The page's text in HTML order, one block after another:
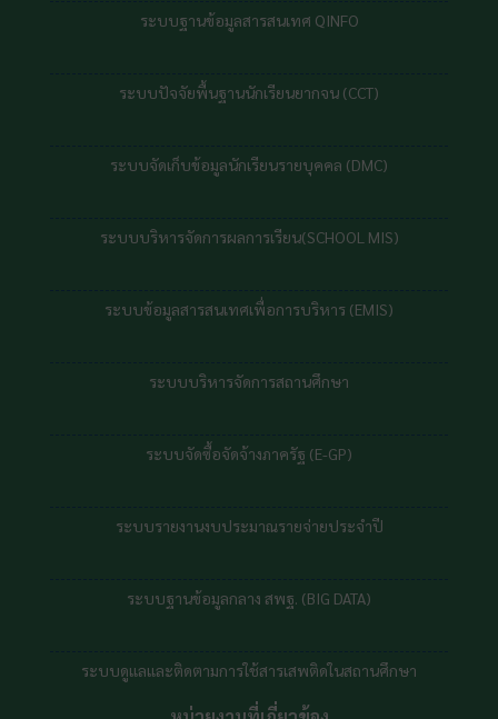
ระบบฐานข้อมูลสารสนเทศ QINFO
ระบบปัจจัยพื้นฐานนักเรียนยากจน (CCT)
ระบบจัดเก็บข้อมูลนักเรียนรายบุคคล (DMC)
ระบบบริหารจัดการผลการเรียน(SCHOOL MIS)
ระบบข้อมูลสารสนเทศเพื่อการบริหาร (EMIS)
ระบบบริหารจัดการสถานศึกษา
ระบบจัดซื้อจัดจ้างภาครัฐ (E-GP)
ระบบรายงานงบประมาณรายจ่ายประจำปี
ระบบฐานข้อมูลกลาง สพฐ. (BIG DATA)
ระบบดูแลและติดตามการใช้สารเสพติดในสถานศึกษา